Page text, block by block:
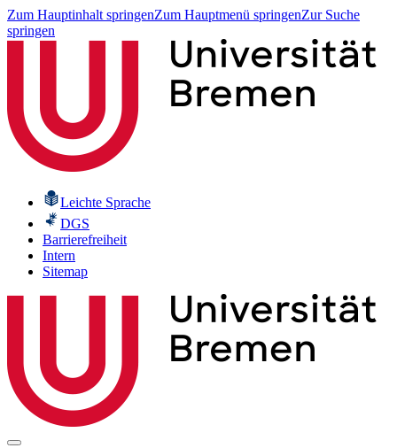
Zum Hauptinhalt springenZum Hauptmenü springenZur Suche
springen
Leichte Sprache
DGS
Barrierefreiheit
Intern
Sitemap